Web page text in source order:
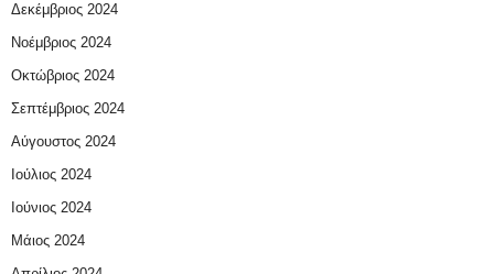
Δεκέμβριος 2024
Νοέμβριος 2024
Οκτώβριος 2024
Σεπτέμβριος 2024
Αύγουστος 2024
Ιούλιος 2024
Ιούνιος 2024
Μάιος 2024